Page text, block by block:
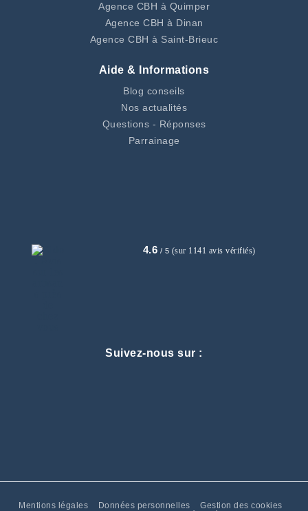
Agence CBH à Quimper
Agence CBH à Dinan
Agence CBH à Saint-Brieuc
Aide & Informations
Blog conseils
Nos actualités
Questions - Réponses
Parrainage
4.6 / 5 (sur 1141 avis vérifiés)
Suivez-nous sur :
Mentions légales Données personnelles
Gestion des cookies